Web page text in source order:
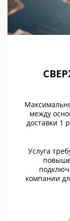
между
доставки 1
Услуга
компании